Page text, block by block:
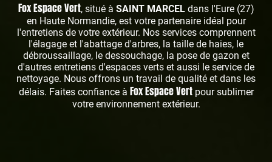
Fox Espace Vert, situé à SAINT MARCELdans l'Eure (27)
en Haute Normandie, est votre partenaire idéal pour
l'entretiens de votre extérieur. Nos services comprennent
l'élagage et l'abattage d'arbres, la taille de haies, le
débroussaillage, le dessouchage, la pose de gazon et
d'autres entretiens d'espaces verts et aussi le service de
nettoyage. Nous offrons un travail de qualité et dans les
délais. Faites confiance à Fox Espace Vertpour sublimer
votre environnement extérieur.